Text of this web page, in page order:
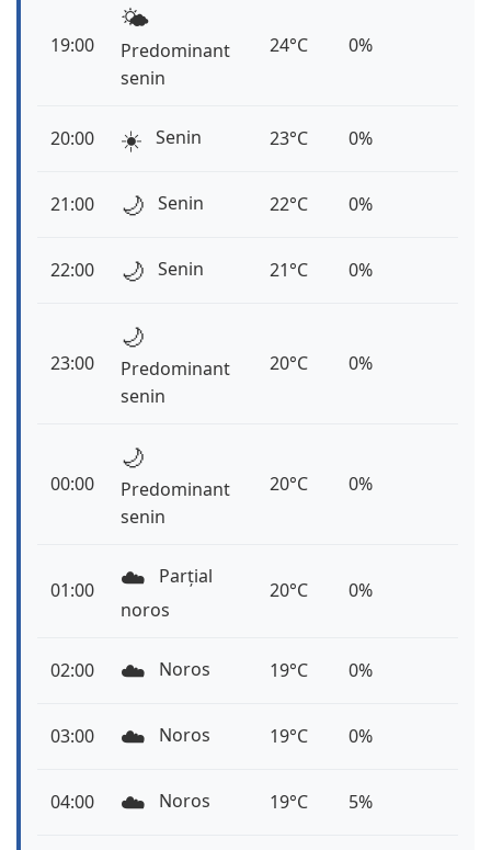
19:00
🌤️
Predominant
senin
24°C 0%
20:00 ☀️ Senin 23°C 0%
21:00 🌙 Senin 22°C 0%
22:00 🌙 Senin 21°C 0%
23:00
🌙
Predominant
senin
20°C 0%
00:00
🌙
Predominant
senin
20°C 0%
01:00 ☁️
Parțial
noros
20°C 0%
02:00 ☁️ Noros 19°C 0%
03:00 ☁️ Noros 19°C 0%
04:00 ☁️ Noros 19°C 5%